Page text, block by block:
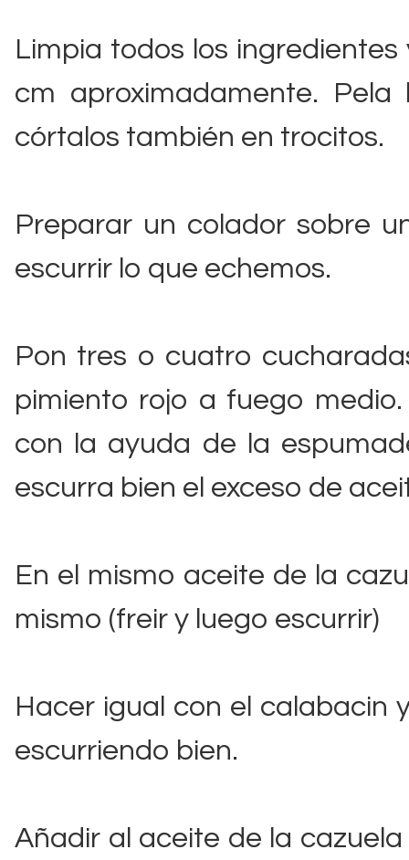
Limpia todos los
cm aproximadamente.
córtalos también en trocitos.
Preparar un colador sobre
escurrir lo que echemos.
Pon tres o cuatro
pimiento rojo a fuego
con la ayuda de la
escurra bien el exceso de
En el mismo aceite de la
mismo (freir y luego escurrir)
Hacer igual con el calabacin
escurriendo bien.
Añadir al aceite de la